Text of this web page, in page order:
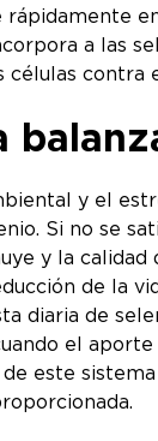
a las
contra
y el
Si no se
y la
de la
diaria de
el
este